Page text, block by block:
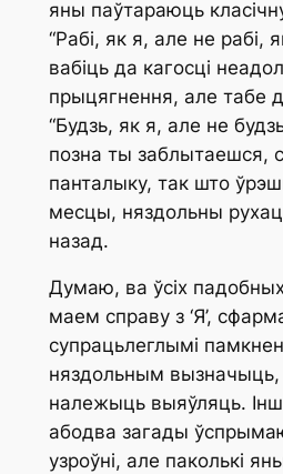
яны паўтараюць
“Рабі, як я, але не рабі,
вабіць да кагосці
прыцягнення, але табе
“Будзь, як я, але не
позна ты заблытаешся,
панталыку, так што
месцы, няздольны
назад.
Думаю, ва ўсіх
маем справу з ‘Я’,
супрацьлеглымі
няздольным вызначыць,
належыць выяўляць.
абодва загады
узроўні, але паколькі